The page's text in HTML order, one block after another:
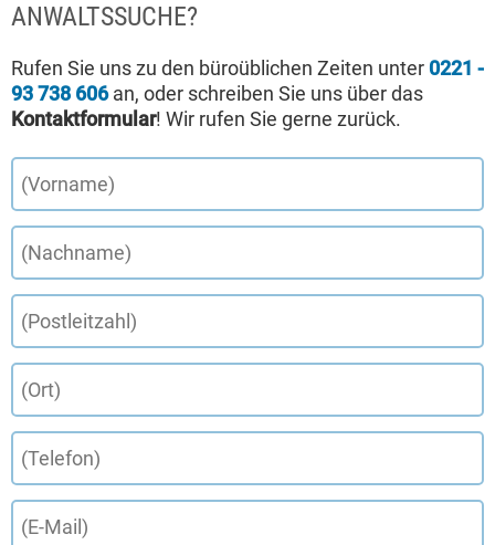
ANWALTSSUCHE?
Rufen Sie uns zu den büroüblichen Zeiten unter 0221 -
93 738 606an, oder schreiben Sie uns über das
Kontaktformular! Wir rufen Sie gerne zurück.